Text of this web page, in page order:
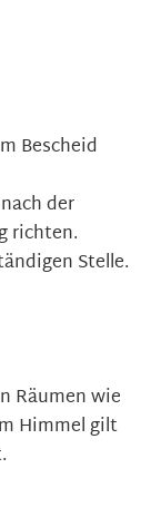
Bescheid
der
richten.
Stelle.
Räumen wie
Himmel gilt